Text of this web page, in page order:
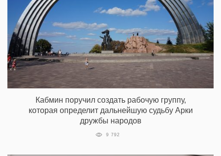
Кабмин поручил создать рабочую группу,
которая определит дальнейшую судьбу Арки
дружбы народов
9 792